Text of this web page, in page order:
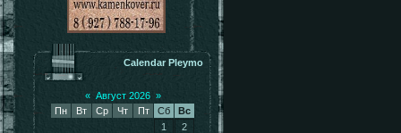
Calendar Pleymo
« Август 2026 »
Пн
Вт Ср Чт Пт Сб
Вс
1
2